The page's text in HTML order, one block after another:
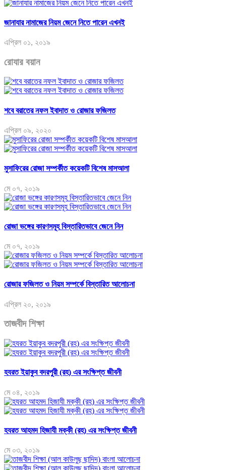
জানাযার নামাজের নিয়ম জেনে নিতে পারেন এখনই
এপ্রিল ০১, ২০১৯
রোযার বয়ান
শবে বরাতের নফল ইবাদাত ও রোজার ফজিলত
এপ্রিল ০৯, ২০২০
মুসাফিরের রোজা সম্পর্কীত কয়েকটি বিশেষ মাসআলা
মে ০৭, ২০১৯
রোজা ভঙ্গের কারণসমূহ বিস্তারিতভাবে জেনে নিন
মে ০৭, ২০১৯
রোজার ফজিলত ও নিয়ম সম্পর্কে বিস্তারিত আলোচনা
এপ্রিল ২০, ২০১৯
তাজবীদ শিক্ষা
হযরত ইয়াকুব বদরপুরী (রহ) এর সংক্ষিপ্ত জীবনী
মে ০৪, ২০১৯
হযরত আহমদ হিজাযী মক্কী (রহ) এর সংক্ষিপ্ত জীবনী
মে ০৩, ২০১৯